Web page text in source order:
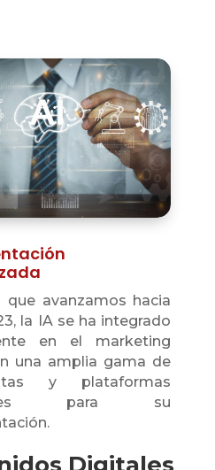
que avanzamos hacia
la IA se ha integrado
en el marketing
una amplia gama de
y plataformas
para su